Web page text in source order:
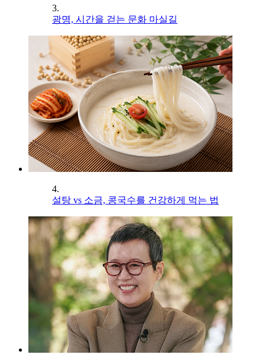
3.
광명, 시간을 걷는 문화 마실길
4.
설탕 vs 소금, 콩국수를 건강하게 먹는 법